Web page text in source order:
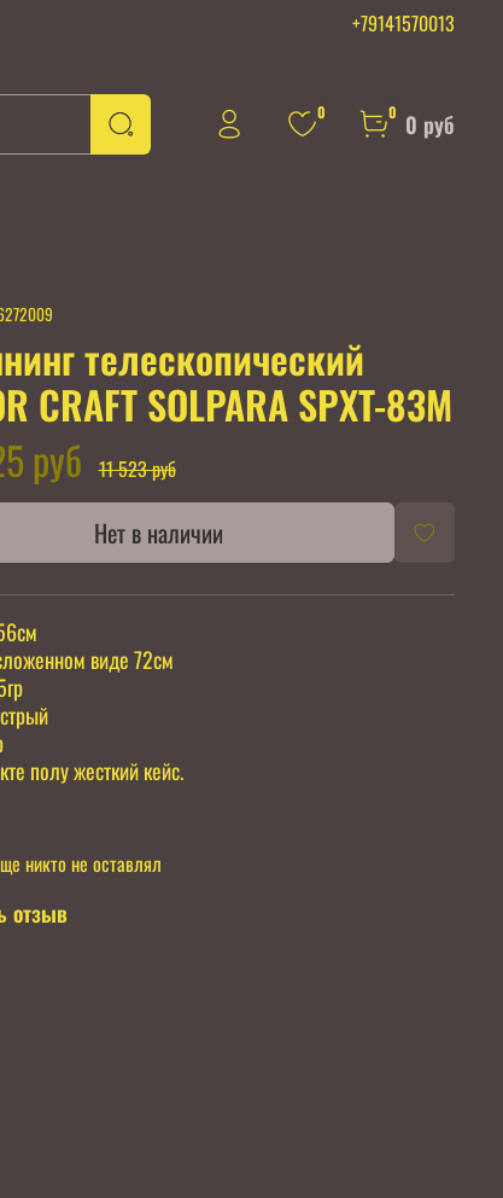
+79141570013
0 0 0 руб
телескопический
CRAFT SOLPARA SPXT-83M
руб
11 523 руб
Нет в наличии
виде 72см
полу жесткий кейс.
никто не оставлял
отзыв